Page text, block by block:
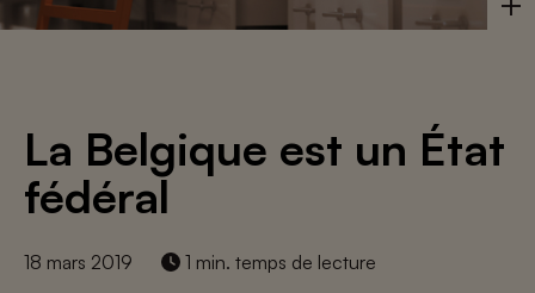
La Belgique est un État
fédéral
18 mars 2019 1 min. temps de lecture